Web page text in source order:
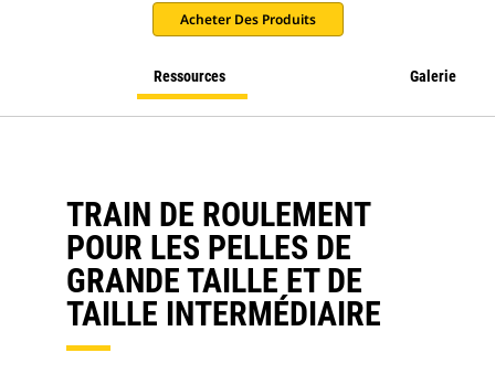
Acheter Des Produits
Ressources Galerie
TRAIN DE ROULEMENT
POUR LES PELLES DE
GRANDE TAILLE ET DE
TAILLE INTERMÉDIAIRE